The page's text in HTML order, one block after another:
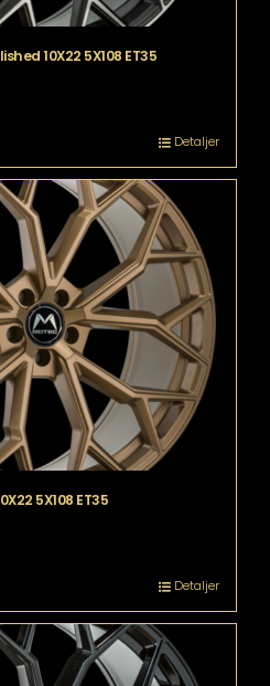
10X22 5X108 ET35
Detaljer
5X108 ET35
Detaljer